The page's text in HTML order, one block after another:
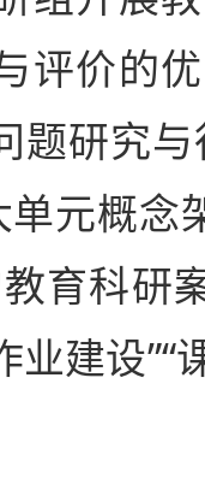
评价的
题研究
单元概念
育科研
业建设